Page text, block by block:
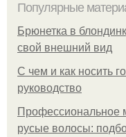
Популярные
Брюнетка в
свой внешний вид
С чем и как носить
руководство
Профессиональное
русые волосы: